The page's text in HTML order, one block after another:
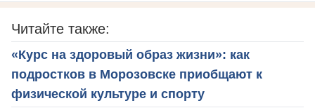
Читайте также:
«Курс на здоровый образ жизни»: как
подростков в Морозовске приобщают к
физической культуре и спорту